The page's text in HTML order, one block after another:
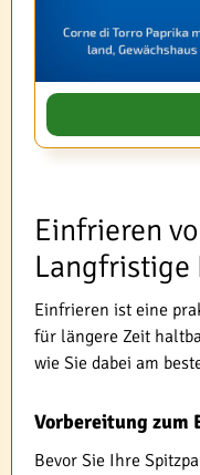
Einfrieren
Langfristige
Einfrieren ist eine
für längere Zeit
wie Sie dabei am
Vorbereitung zum
Bevor Sie Ihre